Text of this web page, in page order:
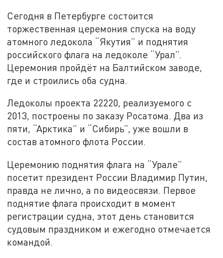
Сегодня в Петербурге состоится
торжественная церемония спуска на воду
атомного ледокола “Якутия” и поднятия
российского флага на ледоколе “Урал”.
Церемония пройдёт на Балтийском заводе,
где и строились оба судна.
Ледоколы проекта 22220, реализуемого с
2013, построены по заказу Росатома. Два из
пяти, “Арктика” и “Сибирь”, уже вошли в
состав атомного флота России.
Церемонию поднятия флага на “Урале”
посетит президент России Владимир Путин,
правда не лично, а по видеосвязи. Первое
поднятие флага происходит в момент
регистрации судна, этот день становится
судовым праздником и ежегодно отмечается
командой.